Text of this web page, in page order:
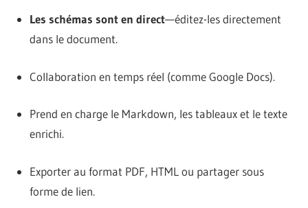
Les schémas sont en direct—éditez-les directement
dans le document.
Collaboration en temps réel (comme Google Docs).
Prend en charge le Markdown, les tableaux et le texte
enrichi.
Exporter au format PDF, HTML ou partager sous
forme de lien.